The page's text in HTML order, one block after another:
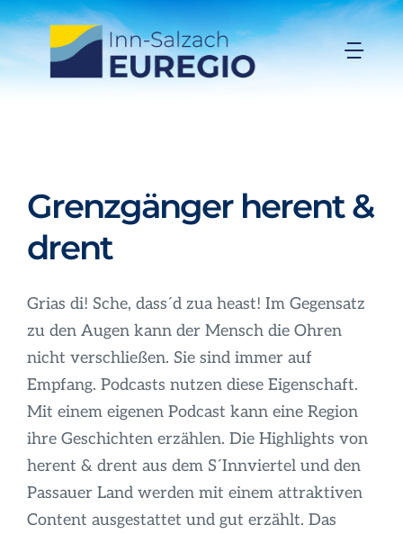
Zum
Inhalt
springen
Projekte
Organisation
Infos
Grenzgänger herent &
drent
Grias di! Sche, dass´d zua heast! Im Gegensatz
zu den Augen kann der Mensch die Ohren
nicht verschließen. Sie sind immer auf
Empfang. Podcasts nutzen diese Eigenschaft.
Mit einem eigenen Podcast kann eine Region
ihre Geschichten erzählen. Die Highlights von
herent & drent aus dem S´Innviertel und den
Passauer Land werden mit einem attraktiven
Content ausgestattet und gut erzählt. Das